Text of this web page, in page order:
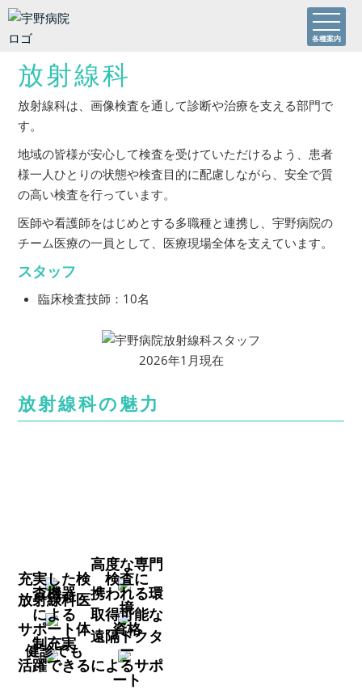
各種案内
放射線科
放射線科は、画像検査を通して診断や治療を支える部門で
す。
地域の皆様が安心して検査を受けていただけるよう、患者
様一人ひとりの状態や検査目的に配慮しながら、安全で質
の高い検査を行っています。
医師や看護師をはじめとする多職種と連携し、宇野病院の
チーム医療の一員として、医療現場全体を支えています。
スタッフ
臨床検査技師：10名
2026年1月現在
放射線科の魅力
充実した検
査機器
高度な専門
検査に
携われる環
境
放射線科医
による
サポート体
制充実
取得可能な
資格
健診でも
活躍できる
遠隔ドクタ
ー
によるサポ
ート